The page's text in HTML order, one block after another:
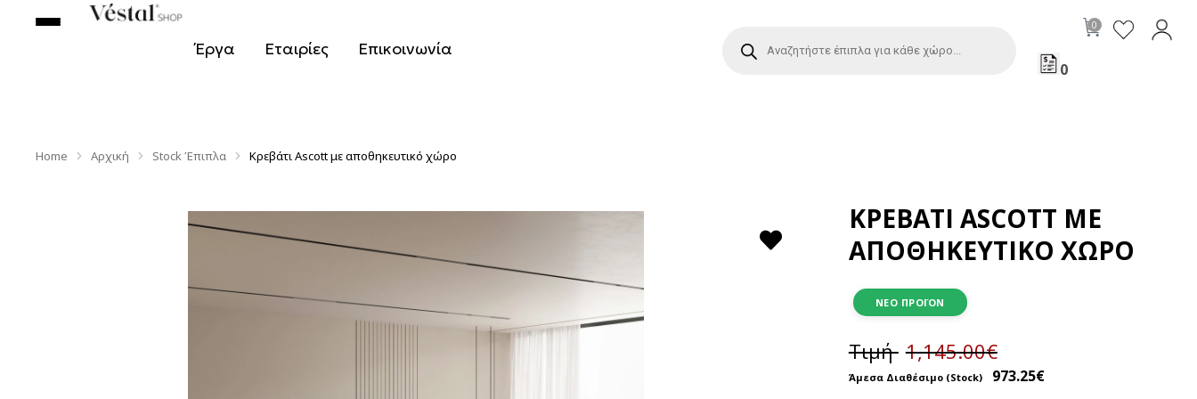
Έργα Εταιρίες Επικοινωνία
0
You are here:
Home Αρχική Stock Έπιπλα Κρεβάτι Ascott με αποθηκευτικό χώρο
ΚΡΕΒΆΤΙ ASCOTT ΜΕ
ΑΠΟΘΗΚΕΥΤΙΚΌ ΧΏΡΟ
ΝΈΟ ΠΡΟΪΌΝ
Τιμή 1,145.00€
973.25€